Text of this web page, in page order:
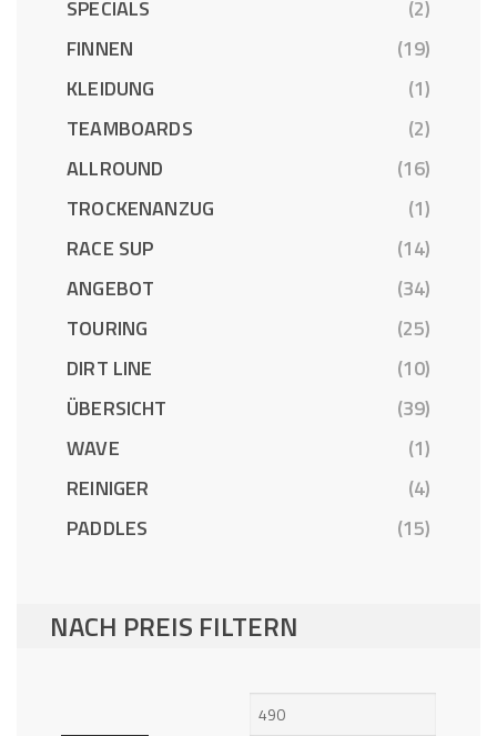
SPECIALS
(2)
FINNEN
(19)
KLEIDUNG
(1)
TEAMBOARDS
(2)
ALLROUND
(16)
TROCKENANZUG
(1)
RACE SUP
(14)
ANGEBOT
(34)
TOURING
(25)
DIRT LINE
(10)
ÜBERSICHT
(39)
WAVE
(1)
REINIGER
(4)
PADDLES
(15)
NACH PREIS FILTERN
Min.